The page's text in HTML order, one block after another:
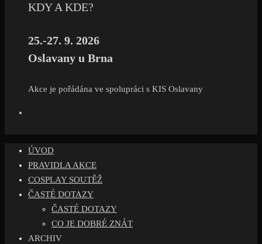
KDY A KDE?
25.-27. 9. 2026
Oslavany u Brna
Akce je pořádána ve spolupráci s KIS Oslavany
ÚVOD
PRAVIDLA AKCE
COSPLAY SOUTĚŽ
ČASTÉ DOTAZY
ČASTÉ DOTAZY
CO JE DOBRÉ ZNÁT
ARCHIV